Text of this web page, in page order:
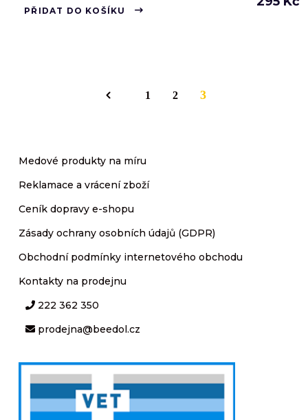
PŘIDAT DO KOŠÍKU
1 2 3
Medové produkty na míru
Reklamace a vrácení zboží
Ceník dopravy e-shopu
Zásady ochrany osobních údajů (GDPR)
Obchodní podmínky internetového obchodu
Kontakty na prodejnu
222 362 350
prodejna@beedol.cz